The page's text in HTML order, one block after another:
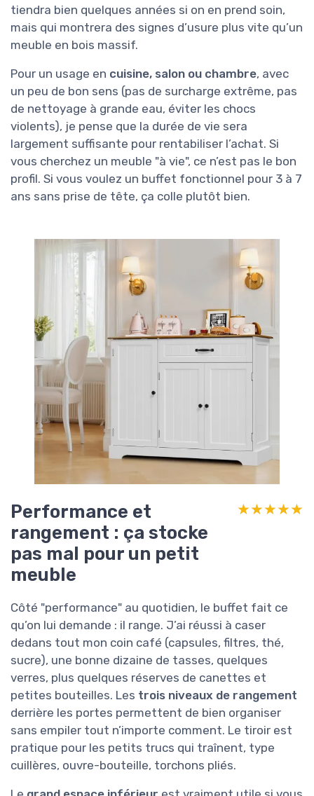
tiendra bien quelques années si on en prend soin,
mais qui montrera des signes d’usure plus vite qu’un
meuble en bois massif.
Pour un usage en cuisine, salon ou chambre, avec
un peu de bon sens (pas de surcharge extrême, pas
de nettoyage à grande eau, éviter les chocs
violents), je pense que la durée de vie sera
largement suffisante pour rentabiliser l’achat. Si
vous cherchez un meuble "à vie", ce n’est pas le bon
profil. Si vous voulez un buffet fonctionnel pour 3 à 7
ans sans prise de tête, ça colle plutôt bien.
Performance et
rangement : ça stocke
pas mal pour un petit
meuble
★★★★★
★★★★★
Côté "performance" au quotidien, le buffet fait ce
qu’on lui demande : il range. J’ai réussi à caser
dedans tout mon coin café (capsules, filtres, thé,
sucre), une bonne dizaine de tasses, quelques
verres, plus quelques réserves de canettes et
petites bouteilles. Les trois niveaux de rangement
derrière les portes permettent de bien organiser
sans empiler tout n’importe comment. Le tiroir est
pratique pour les petits trucs qui traînent, type
cuillères, ouvre-bouteille, torchons pliés.